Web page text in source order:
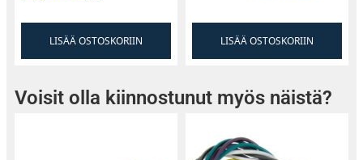
LISÄÄ OSTOSKORIIN LISÄÄ OSTOSKORIIN
Voisit olla kiinnostunut myös näistä?